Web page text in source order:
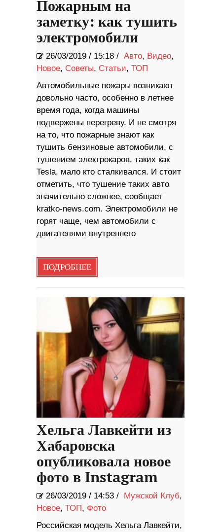
Пожарным на
заметку: как тушить
электромобили
26/03/2019 / 15:18 / Авто, Видео,
Новое, Советы, Статьи, ТОП
Автомобильные пожары возникают
довольно часто, особенно в летнее
время года, когда машины
подвержены перегреву. И не смотря
на то, что пожарные знают как
тушить бензиновые автомобили, с
тушением электрокаров, таких как
Tesla, мало кто сталкивался. И стоит
отметить, что тушение таких авто
значительно сложнее, сообщает
kratko-news.com. Электромобили не
горят чаще, чем автомобили с
двигателями внутреннего
ПОДРОБНЕЕ
Хельга Лавкейти из
Хабаровска
опубликовала новое
фото в Instagram
26/03/2019 / 14:53 / Мужской Клуб,
Новое, ТОП, Фото
Российская модель Хельга Лавкейти,